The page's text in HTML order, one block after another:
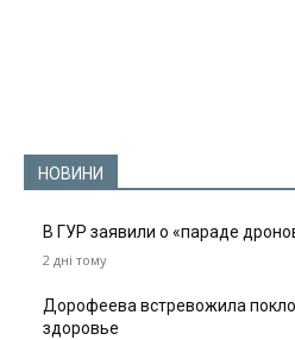
НОВИНИ
В ГУР заявили о «параде
2 дні тому
Дорофеева встревожила
здоровье